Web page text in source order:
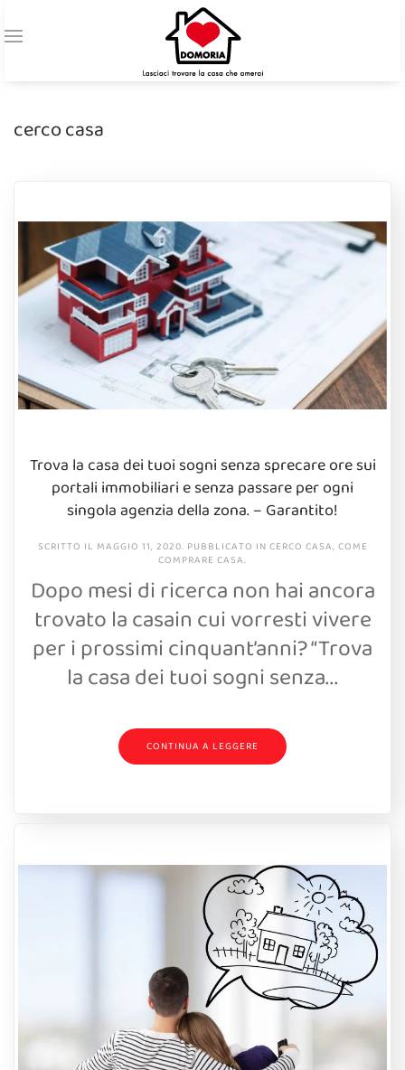
cerco casa
Trova la casa dei tuoi sogni senza sprecare ore sui
portali immobiliari e senza passare per ogni
singola agenzia della zona. – Garantito!
SCRITTO IL MAGGIO 11, 2020. PUBBLICATO IN CERCO CASA, COME
COMPRARE CASA.
Dopo mesi di ricerca non hai ancora
trovato la casain cui vorresti vivere
per i prossimi cinquant’anni? “Trova
la casa dei tuoi sogni senza...
CONTINUA A LEGGERE